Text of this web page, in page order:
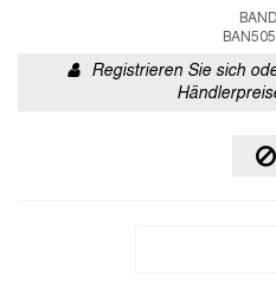
Registrieren Sie sich